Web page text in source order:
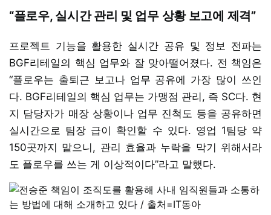
“플로우, 실시간 관리 및 업무 상황 보고에 제격”
프로젝트 기능을 활용한 실시간 공유 및 정보 전파는
BGF리테일의 핵심 업무와 잘 맞아떨어졌다. 전 책임은
“플로우는 출퇴근 보고나 업무 공유에 가장 많이 쓰인
다. BGF리테일의 핵심 업무는 가맹점 관리, 즉 SC다. 현
지 담당자가 매장 상황이나 업무 진척도 등을 공유하면
실시간으로 팀장 급이 확인할 수 있다. 영업 1팀당 약
150곳까지 맡으니, 관리 효율과 누락을 막기 위해서라
도 플로우를 쓰는 게 이상적이다”라고 말했다.